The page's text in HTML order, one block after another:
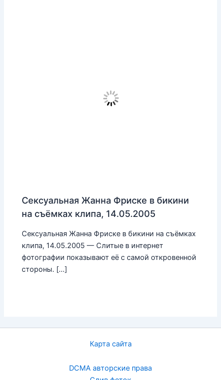
Сексуальная Жанна Фриске в бикини
на съёмках клипа, 14.05.2005
Сексуальная Жанна Фриске в бикини на съёмках
клипа, 14.05.2005 — Слитые в интернет
фотографии показывают её с самой откровенной
стороны. […]
Карта сайта
DCMA авторские права